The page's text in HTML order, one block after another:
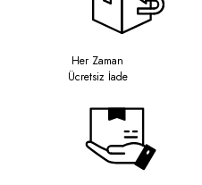
Her Zaman
Ücretsiz İade